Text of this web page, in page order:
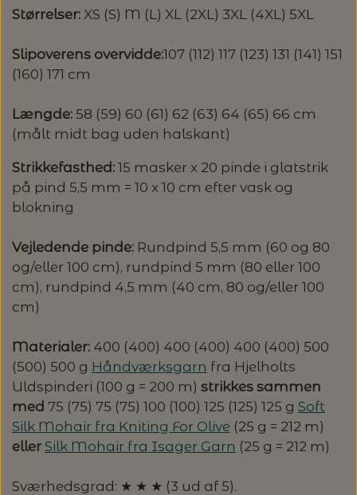
Størrelser: XS (S) M (L) XL (2XL) 3XL (4XL) 5XL
Slipoverens overvidde:107 (112) 117 (123) 131 (141) 151
(160) 171 cm
Længde: 58 (59) 60 (61) 62 (63) 64 (65) 66 cm
(målt midt bag uden halskant)
Strikkefasthed: 15 masker x 20 pinde i glatstrik
på pind 5,5 mm = 10 x 10 cm efter vask og
blokning
Vejledende pinde: Rundpind 5,5 mm (60 og 80
og/eller 100 cm), rundpind 5 mm (80 eller 100
cm), rundpind 4,5 mm (40 cm, 80 og/eller 100
cm)
Materialer: 400 (400) 400 (400) 400 (400) 500
(500) 500 g Håndværksgarn fra Hjelholts
Uldspinderi (100 g = 200 m) strikkes sammen
med 75 (75) 75 (75) 100 (100) 125 (125) 125 g Soft
Silk Mohair fra Kniting For Olive (25 g = 212 m)
eller Silk Mohair fra Isager Garn (25 g = 212 m)
Sværhedsgrad: ★ ★ ★ (3 ud af 5).